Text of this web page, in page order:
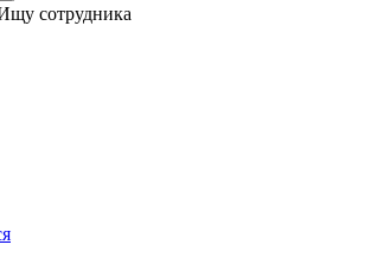
сотрудника